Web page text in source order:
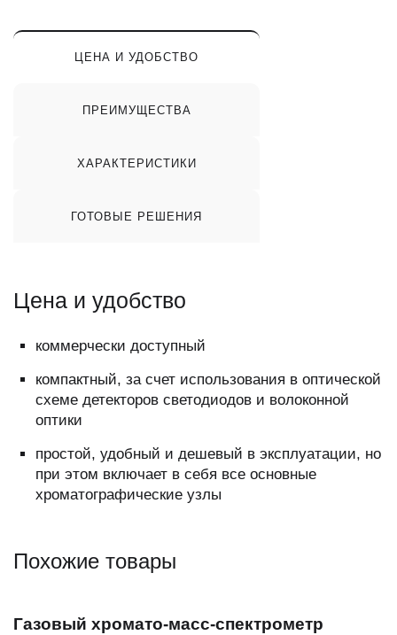
ЦЕНА И УДОБСТВО
ПРЕИМУЩЕСТВА
ХАРАКТЕРИСТИКИ
ГОТОВЫЕ РЕШЕНИЯ
Цена и удобство
коммерчески доступный
компактный, за счет использования в оптической
схемe детекторов светодиодов и волоконной
оптики
простой, удобный и дешевый в эксплуатации, но
при этом включает в себя все основные
хроматографические узлы
Похожие товары
Газовый хромато-масс-спектрометр